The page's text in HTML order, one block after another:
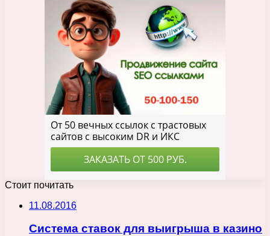
Стоит почитать
11.08.2016
Система ставок для выигрыша в казино